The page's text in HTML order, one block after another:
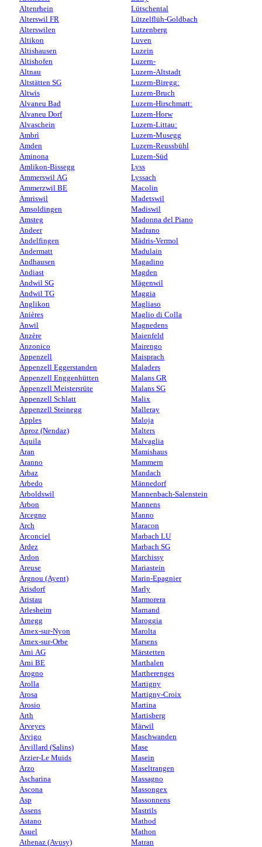
Altenrhein
Alterswil FR
Alterswilen
Altikon
Altishausen
Altishofen
Altnau
Altstätten SG
Altwis
Alvaneu Bad
Alvaneu Dorf
Alvaschein
Ambrì
Amden
Aminona
Amlikon-Bissegg
Ammerswil AG
Ammerzwil BE
Amriswil
Amsoldingen
Amsteg
Andeer
Andelfingen
Andermatt
Andhausen
Andiast
Andwil SG
Andwil TG
Anglikon
Anières
Anwil
Anzère
Anzonico
Appenzell
Appenzell Eggerstanden
Appenzell Enggenhütten
Appenzell Meistersrüte
Appenzell Schlatt
Appenzell Steinegg
Apples
Aproz (Nendaz)
Aquila
Aran
Aranno
Arbaz
Arbedo
Arboldswil
Arbon
Arcegno
Arch
Arconciel
Ardez
Ardon
Areuse
Argnou (Ayent)
Arisdorf
Aristau
Arlesheim
Arnegg
Arnex-sur-Nyon
Arnex-sur-Orbe
Arni AG
Arni BE
Arogno
Arolla
Arosa
Arosio
Arth
Arveyes
Arvigo
Arvillard (Salins)
Arzier-Le Muids
Arzo
Ascharina
Ascona
Asp
Assens
Astano
Asuel
Athenaz (Avusy)
Lütschental
Lützelflüh-Goldbach
Lutzenberg
Luven
Luzein
Luzern-
Luzern-Altstadt
Luzern-Biregg:
Luzern-Bruch
Luzern-Hirschmatt:
Luzern-Horw
Luzern-Littau:
Luzern-Musegg
Luzern-Reussbühl
Luzern-Süd
Lyss
Lyssach
Macolin
Madetswil
Madiswil
Madonna del Piano
Madrano
Mädris-Vermol
Madulain
Magadino
Magden
Mägenwil
Maggia
Magliaso
Maglio di Colla
Magnedens
Maienfeld
Mairengo
Maisprach
Maladers
Malans GR
Malans SG
Malix
Malleray
Maloja
Malters
Malvaglia
Mamishaus
Mammern
Mandach
Männedorf
Mannenbach-Salenstein
Mannens
Manno
Maracon
Marbach LU
Marbach SG
Marchissy
Mariastein
Marin-Epagnier
Marly
Marmorera
Marnand
Maroggia
Marolta
Marsens
Märstetten
Marthalen
Martherenges
Martigny
Martigny-Croix
Martina
Martisberg
Märwil
Maschwanden
Mase
Masein
Maseltrangen
Massagno
Massongex
Massonnens
Mastrils
Mathod
Mathon
Matran